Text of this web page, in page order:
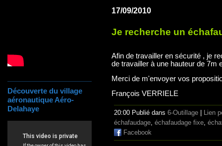
Découverte du village
aéronautique Aéro-
Delahaye
17/09/2010
Je recherche un
Afin de travailler en sécurité , je
de travailler à une hauteur de 7m
Merci de m'envoyer vos
François VERRIELE
20:00 Publié dans 6-Outillage
Lien
échafaudage, échafaudage fixe,
Facebook